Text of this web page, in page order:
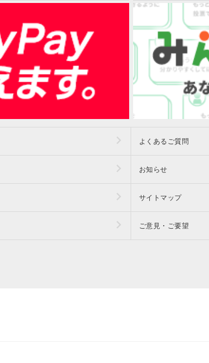
よくあるご質問
お知らせ
サイトマップ
ご意見・ご要望